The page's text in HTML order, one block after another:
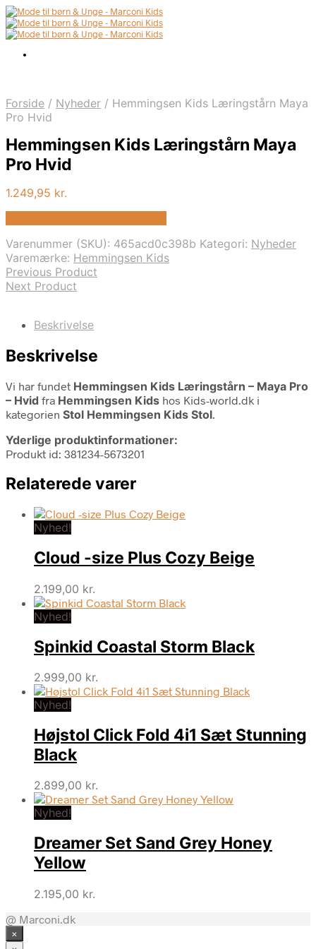
Forside / Nyheder / Hemmingsen Kids Læringstårn Maya
Pro Hvid
Hemmingsen Kids Læringstårn Maya
Pro Hvid
1.249,95 kr.
Varenummer (SKU): 465acd0c398b Kategori: Nyheder
Varemærke: Hemmingsen Kids
Previous Product
Next Product
Beskrivelse
Beskrivelse
Vi har fundet Hemmingsen Kids Læringstårn – Maya Pro
– Hvid fra Hemmingsen Kids hos Kids-world.dk i
kategorien Stol Hemmingsen Kids Stol.
Yderlige produktinformationer:
Produkt id: 381234-5673201
Relaterede varer
Nyhed!
Cloud -size Plus Cozy Beige
2.199,00 kr.
Nyhed!
Spinkid Coastal Storm Black
2.999,00 kr.
Nyhed!
Højstol Click Fold 4i1 Sæt Stunning
Black
2.899,00 kr.
Nyhed!
Dreamer Set Sand Grey Honey
Yellow
2.195,00 kr.
@ Marconi.dk
×